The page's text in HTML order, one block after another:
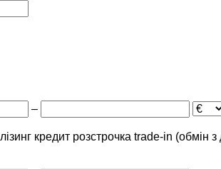
–
лізинг кредит розстрочка trade-in (обмін